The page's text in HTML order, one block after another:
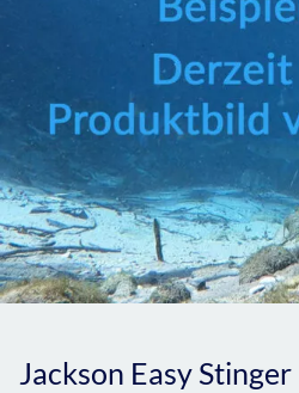
Jackson Easy Stinger